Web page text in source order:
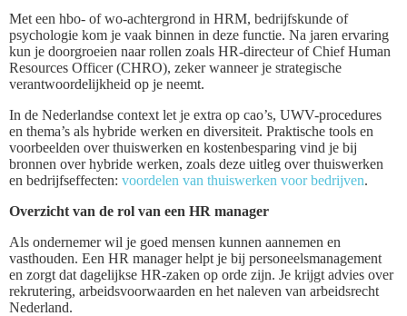
Met een hbo- of wo-achtergrond in HRM, bedrijfskunde of
psychologie kom je vaak binnen in deze functie. Na jaren ervaring
kun je doorgroeien naar rollen zoals HR-directeur of Chief Human
Resources Officer (CHRO), zeker wanneer je strategische
verantwoordelijkheid op je neemt.
In de Nederlandse context let je extra op cao’s, UWV-procedures
en thema’s als hybride werken en diversiteit. Praktische tools en
voorbeelden over thuiswerken en kostenbesparing vind je bij
bronnen over hybride werken, zoals deze uitleg over thuiswerken
en bedrijfseffecten: voordelen van thuiswerken voor bedrijven.
Overzicht van de rol van een HR manager
Als ondernemer wil je goed mensen kunnen aannemen en
vasthouden. Een HR manager helpt je bij personeelsmanagement
en zorgt dat dagelijkse HR-zaken op orde zijn. Je krijgt advies over
rekrutering, arbeidsvoorwaarden en het naleven van arbeidsrecht
Nederland.